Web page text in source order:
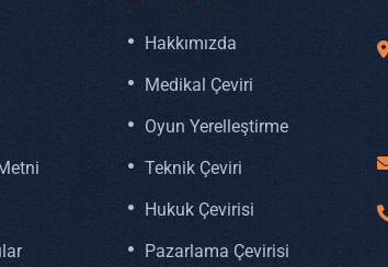
Hakkımızda
Medikal Çeviri
Oyun Yerelleştirme
Teknik Çeviri
Hukuk Çevirisi
Pazarlama Çevirisi